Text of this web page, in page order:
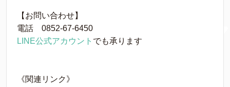
【お問い合わせ】
電話 0852-67-6450
LINE公式アカウント でも承ります
《関連リンク》